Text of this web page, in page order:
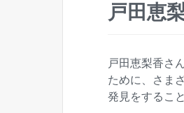
戸田恵
戸田恵梨香さ
ために、さま
発見をするこ